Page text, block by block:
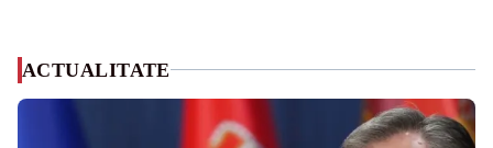
ACTUALITATE